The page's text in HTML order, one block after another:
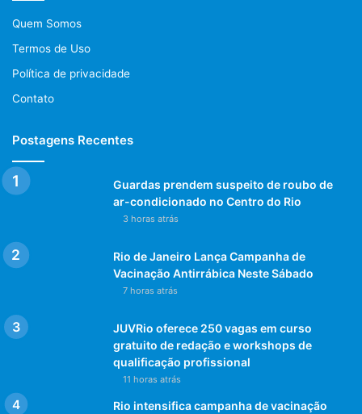
Quem Somos
Termos de Uso
Política de privacidade
Contato
Postagens Recentes
Guardas prendem suspeito de roubo de
ar-condicionado no Centro do Rio
3 horas atrás
Rio de Janeiro Lança Campanha de
Vacinação Antirrábica Neste Sábado
7 horas atrás
JUVRio oferece 250 vagas em curso
gratuito de redação e workshops de
qualificação profissional
11 horas atrás
Rio intensifica campanha de vacinação